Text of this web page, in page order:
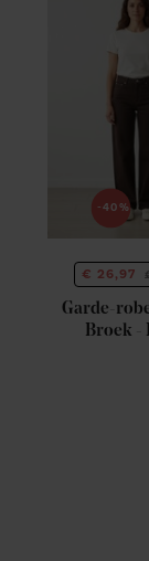
-40%
€ 26,97
Garde-
Broek -